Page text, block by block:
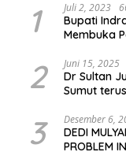
1 Juli 2, 2023
Bupati
Membuka
2 Juni 15, 2025
Dr Sultan
Sumut
3 Desember 6,
DEDI
PROBLEM